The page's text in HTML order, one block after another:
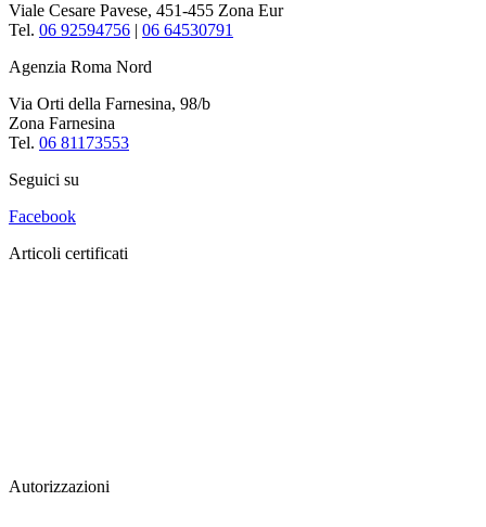
Viale Cesare Pavese, 451-455 Zona Eur
Tel. 06 92594756 | 06 64530791
Agenzia Roma Nord
Via Orti della Farnesina, 98/b
Zona Farnesina
Tel. 06 81173553
Seguici su
Facebook
Articoli certificati
Autorizzazioni